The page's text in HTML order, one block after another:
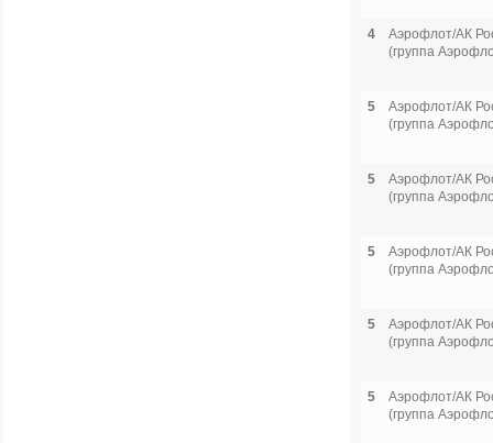
4
Аэрофлот/АК
(группа
5
Аэрофлот/АК
(группа
5
Аэрофлот/АК
(группа
5
Аэрофлот/АК
(группа
5
Аэрофлот/АК
(группа
5
Аэрофлот/АК
(группа